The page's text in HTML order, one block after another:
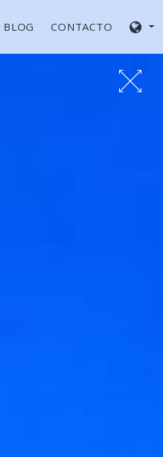
BLOG CONTACTO